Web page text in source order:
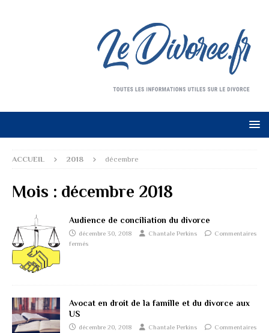
ACCUEIL 2018 décembre
Mois : décembre 2018
Audience de conciliation du divorce
décembre 30, 2018 Chantale Perkins
Commentaires
fermés
Avocat en droit de la famille et du divorce aux
US
décembre 20, 2018 Chantale Perkins
Commentaires